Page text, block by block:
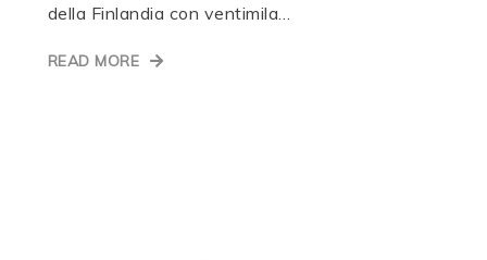
della Finlandia con ventimila…
READ MORE